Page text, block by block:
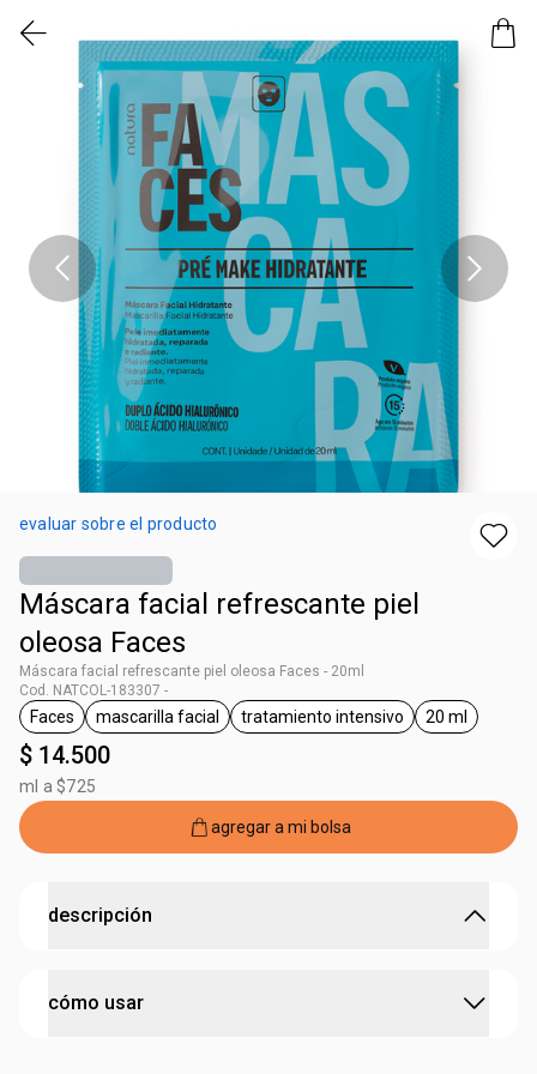
evaluar sobre el producto
Máscara facial refrescante piel
oleosa Faces
Máscara facial refrescante piel oleosa Faces - 20ml
Cod. NATCOL-183307 -
general.tag Faces
Faces
general.tag mascarilla facial
mascarilla facial
general.tag tratamiento
tratamiento intensivo
general.tag
20 ml
$ 14.500
ml a $725
agregar a mi bolsa
descripción
visiblemente revitalizada.
cómo usar